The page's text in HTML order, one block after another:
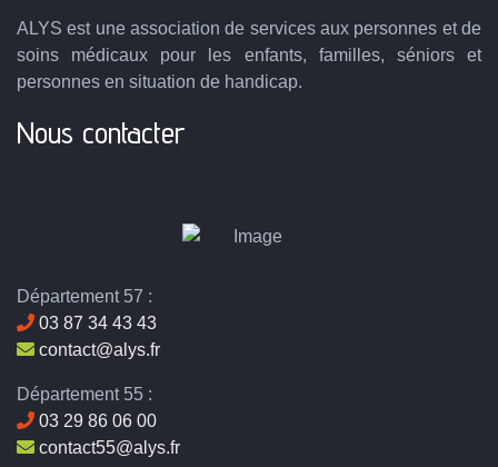
ALYS est une association de services aux personnes et de
soins médicaux pour les enfants, familles, séniors et
personnes en situation de handicap.
Nous contacter
Département 57 :
03 87 34 43 43
contact@alys.fr
Département 55 :
03 29 86 06 00
contact55@alys.fr